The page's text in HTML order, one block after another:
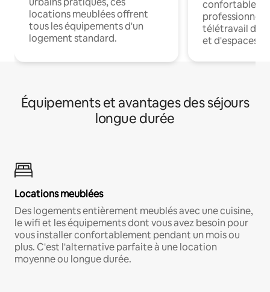
locations meublées offrent
tous les équipements d'un
logement standard.
confortables
professionnels
télétravail
et d'espaces
Équipements et avantages des séjours
longue durée
Locations meublées
Des logements entièrement meublés avec une cuisine,
le wifi et les équipements dont vous avez besoin pour
vous installer confortablement pendant un mois ou
plus. C'est l'alternative parfaite à une location
moyenne ou longue durée.